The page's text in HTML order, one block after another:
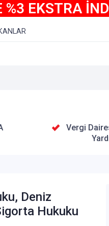
%3 EKSTRA
Vergi
Deniz
Hukuku